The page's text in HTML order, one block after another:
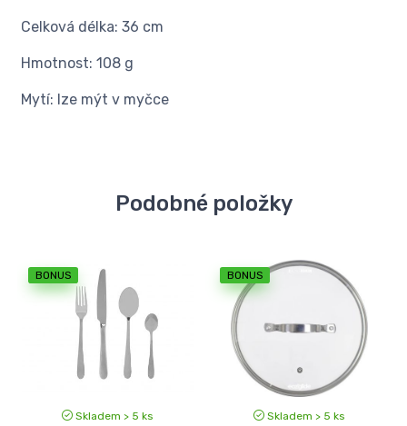
Celková délka: 36 cm
Hmotnost: 108 g
Mytí: lze mýt v myčce
Podobné položky
BONUS
Skladem > 5 ks
BONUS
Skladem > 5 ks